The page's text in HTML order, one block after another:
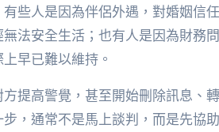
些人是因為伴侶外遇，對婚姻信
法安全生活；也有人是因為財務
早已難以維持。
提高警覺，甚至開始刪除訊息、
，通常不是馬上談判，而是先協